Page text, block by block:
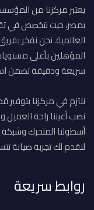
يعتبر مركزنا من
بمصر، حيث نتخصص في
العالمية. نحن نفخر
المؤهلين بأعلى
سريعة ودقيقة تضمن
نلتزم في مركزنا
نصب أعيننا راحة
أسطولنا المتحرك
لنقدم لك تجربة صيانة
روابط سريعة